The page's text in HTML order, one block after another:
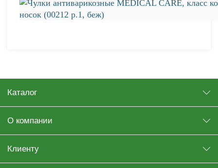
Каталог
О компании
Клиенту